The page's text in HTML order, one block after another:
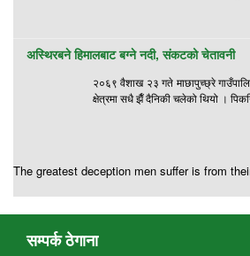
अस्थिरबने हिमालबाट बग्ने नदी, संकटको चेतावनी
२०६९ वैशाख २३ गते माछापुच्छ्रे
क्षेत्रमा सधै झैँ दैनिकी चलेको थियो ।
The greatest deception men suffer is from
सम्पर्क ठेगाना